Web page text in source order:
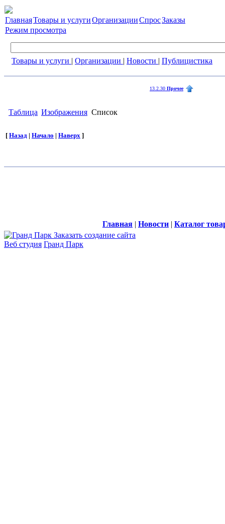
ГлавнаяТовары и услугиОрганизацииСпросЗаказы
Режим просмотра
Товары и услуги | Организации | Новости | Публицистика
13.2.30 Прочее
Таблица Изображения Список
[ Назад | Начало | Наверх ]
Главная | Новости | Каталог
Заказать создание сайта
Веб студия Гранд Парк